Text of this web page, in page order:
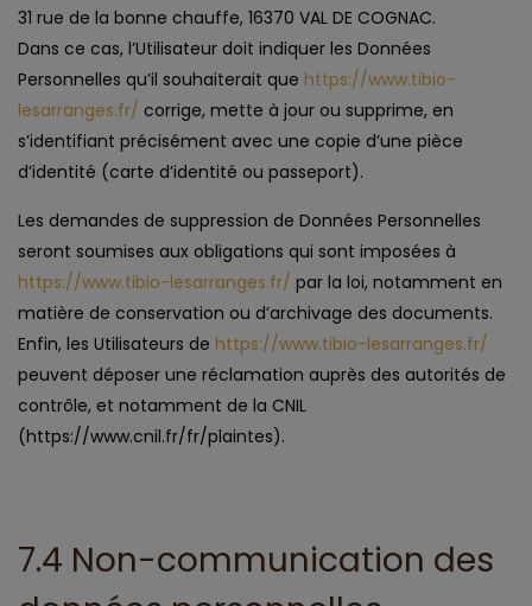
31 rue de la bonne chauffe, 16370 VAL DE COGNAC.
Dans ce cas, l’Utilisateur doit indiquer les Données
Personnelles qu’il souhaiterait que https://www.tibio-
lesarranges.fr/ corrige, mette à jour ou supprime, en
s’identifiant précisément avec une copie d’une pièce
d’identité (carte d’identité ou passeport).
Les demandes de suppression de Données Personnelles
seront soumises aux obligations qui sont imposées à
https://www.tibio-lesarranges.fr/ par la loi, notamment en
matière de conservation ou d’archivage des documents.
Enfin, les Utilisateurs de https://www.tibio-lesarranges.fr/
peuvent déposer une réclamation auprès des autorités de
contrôle, et notamment de la CNIL
(https://www.cnil.fr/fr/plaintes).
7.4 Non-communication des